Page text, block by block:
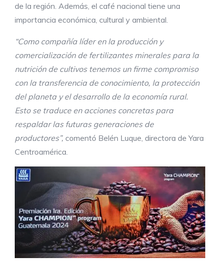
de la región. Además, el café nacional tiene una
importancia económica, cultural y ambiental.
“Como compañía líder en la producción y
comercialización de fertilizantes minerales para la
nutrición de cultivos tenemos un firme compromiso
con la transferencia de conocimiento, la protección
del planeta y el desarrollo de la economía rural.
Esto se traduce en acciones concretas para
respaldar las futuras generaciones de
productores”, comentó Belén Luque, directora de Yara
Centroamérica.